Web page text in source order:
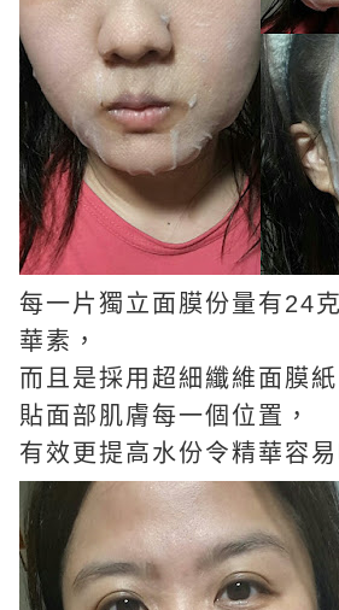
每一片獨立面膜份量有24
華素，
而且是採用超細纖維面膜
貼面部肌膚每一個位置，
有效更提高水份令精華容易